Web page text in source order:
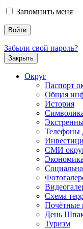
Запомнить меня
Забыли свой пароль?
Закрыть
Округ
Паспорт
Общая
История
Телефоны
СМИ
Экономика
Схема
Почётные
День
Туризм